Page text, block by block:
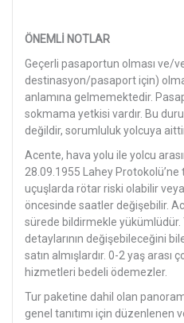
ÖNEMLİ NOTLAR
Geçerli pasaportun olması ve/
destinasyon/pasaport için)
anlamına gelmemektedir.
sokmama yetkisi vardır. Bu
değildir, sorumluluk yolcuya
Acente, hava yolu ile yolcu
28.09.1955 Lahey Protokolü’ne
uçuşlarda rötar riski olabilir
öncesinde saatler değişebilir.
sürede bildirmekle yükümlüdür.
detaylarının değişebileceğini
satın almışlardır. 0-2 yaş arası
hizmetleri bedeli ödemezler.
Tur paketine dahil olan
genel tanıtımı için düzenlenen